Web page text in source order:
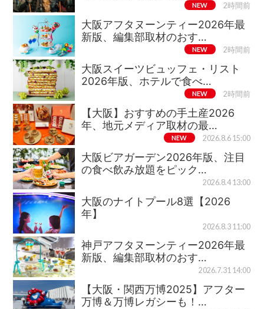
NEW 2時間前
大阪アフタヌーンティー2026年最
新版、編集部取材のおす…
NEW 2時間前
大阪スイーツビュッフェ・リスト
2026年版、ホテルで食べ…
NEW 2時間前
【大阪】おすすめの手土産2026
年、地元メディア取材の最…
NEW 2026.8.6 15:00
大阪ビアガーデン2026年版、注目
の食べ飲み放題をピック…
2026.8.4 13:00
大阪のナイトプール8選【2026
年】
2026.8.3 11:00
神戸アフタヌーンティー2026年最
新版、編集部取材のおす…
2026.7.31 14:00
【大阪・関西万博2025】アフター
万博＆万博レガシーも！…